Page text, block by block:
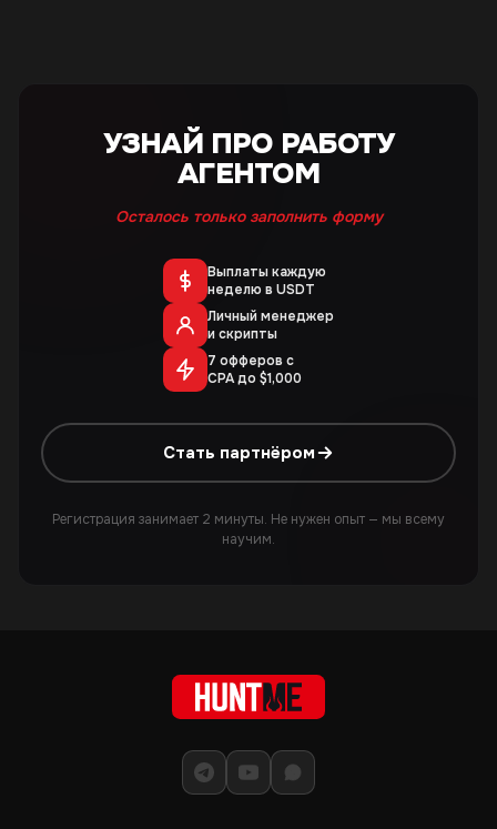
УЗНАЙ ПРО РАБОТУ
АГЕНТОМ
Осталось только заполнить форму
Выплаты каждую
неделю в USDT
Личный менеджер
и скрипты
7 офферов с
CPA до $1,000
Стать партнёром
Регистрация занимает 2 минуты. Не нужен опыт — мы всему
научим.